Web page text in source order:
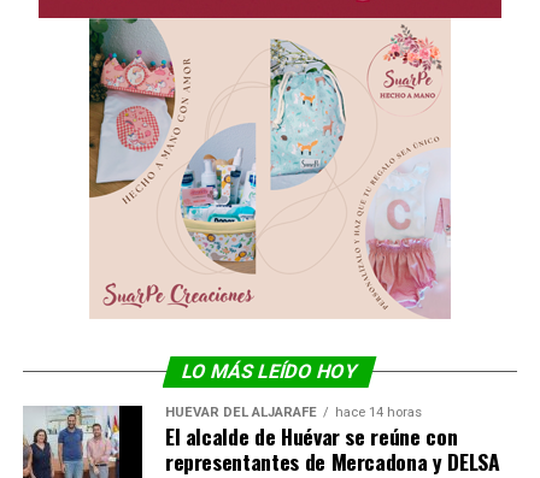
LO MÁS LEÍDO HOY
HUÉVAR DEL ALJARAFE hace 14 horas
El alcalde de Huévar se reúne con
representantes de Mercadona y DELSA